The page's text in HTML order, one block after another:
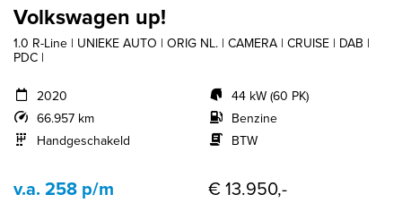
Volkswagen up!
1.0 R-Line | UNIEKE AUTO | ORIG NL. | CAMERA | CRUISE | DAB |
PDC |
2020
66.957 km
Handgeschakeld
44 kW (60 PK)
Benzine
BTW
v.a. 258 p/m € 13.950,-